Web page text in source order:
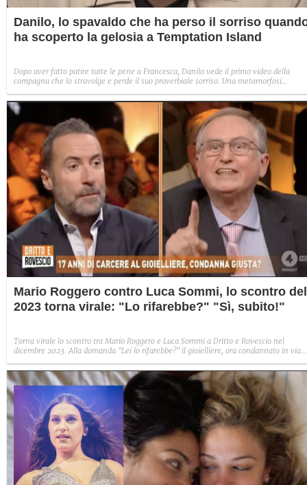
Danilo, lo spavaldo che ha perso il sorriso
ha scoperto la gelosia a Temptation Island
Dopo aver fatto patire tutte le pene a Francesca, Danilo vede il primo video della
compagna che lo stravolge e perde il suo proverbiale sorriso. Una metamorfosi
Mario Roggero contro Luca Sommi, lo scontro del
2023 torna virale: "Lo rifarebbe?" "Sì, subito!"
Torna virale lo scontro tra Mario Roggero e Luca Sommi a Dritto e Rovescio nel
dicembre 2023. Alla domanda "Lei lo rifarebbe?" il gioielliere, ora condannato in via